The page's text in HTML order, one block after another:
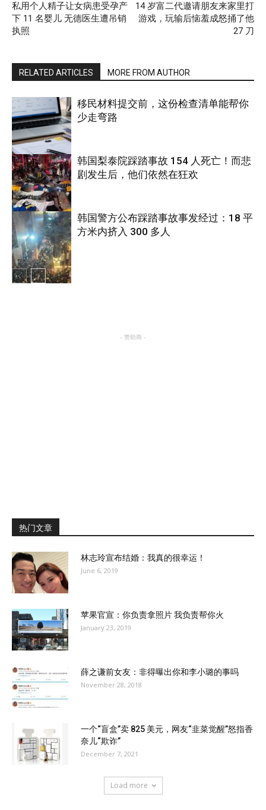
私用个人精子让女病患受孕产
下 11 名婴儿 无德医生遭吊销
执照
14 岁富二代邀请朋友来家里打
游戏，玩输后恼羞成怒捅了他
27 刀
RELATED ARTICLES MORE FROM AUTHOR
国际
移民材料提交前，这份检查清单能帮你
少走弯路
国际
韩国梨泰院踩踏事故 154 人死亡！而悲
剧发生后，他们依然在狂欢
韩国警方公布踩踏事故事发经过：18 平
方米内挤入 300 多人
- 赞助商 -
热门文章
林志玲宣布结婚：我真的很幸运！
June 6, 2019
苹果官宣：你负责拿照片 我负责帮你火
January 23, 2019
薛之谦前女友：非得曝出你和李小璐的事吗
November 28, 2018
一个“盲盒”卖 825 美元，网友“韭菜觉醒”怒指香
奈儿“欺诈”
December 7, 2021
Load more